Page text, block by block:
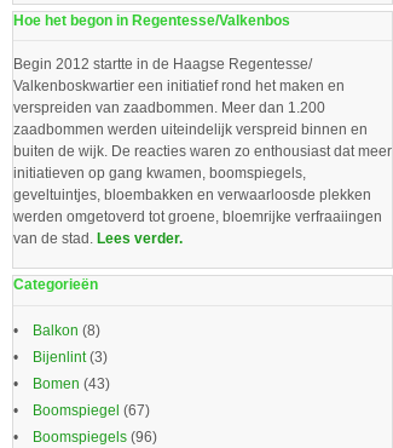
Hoe het begon in Regentesse/Valkenbos
Begin 2012 startte in de Haagse Regentesse/
Valkenboskwartier een initiatief rond het maken en
verspreiden van zaadbommen. Meer dan 1.200
zaadbommen werden uiteindelijk verspreid binnen en
buiten de wijk. De reacties waren zo enthousiast dat meer
initiatieven op gang kwamen, boomspiegels,
geveltuintjes, bloembakken en verwaarloosde plekken
werden omgetoverd tot groene, bloemrijke verfraaiingen
van de stad. Lees verder.
Categorieën
Balkon (8)
Bijenlint(3)
Bomen (43)
Boomspiegel (67)
Boomspiegels(96)